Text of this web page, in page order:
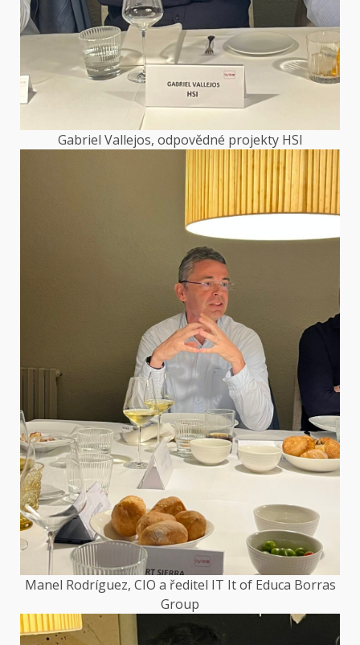
Gabriel Vallejos, odpovědné projekty HSI
Manel Rodríguez, CIO a ředitel IT It of Educa Borras
Group